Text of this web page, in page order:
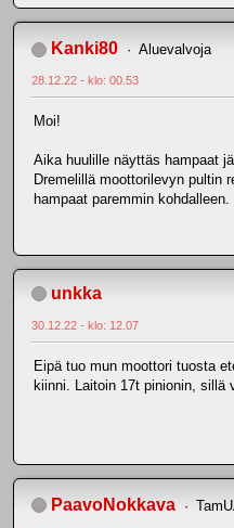
Kanki80 Aluevalvoja
28.12.22 - klo: 00.53
Moi!
Aika huulille näyttäs hampaat
Dremelillä moottorilevyn pultin
hampaat paremmin kohdalleen.
unkka
30.12.22 - klo: 12.07
Eipä tuo mun moottori tuosta
kiinni. Laitoin 17t pinionin, sillä
PaavoNokkava